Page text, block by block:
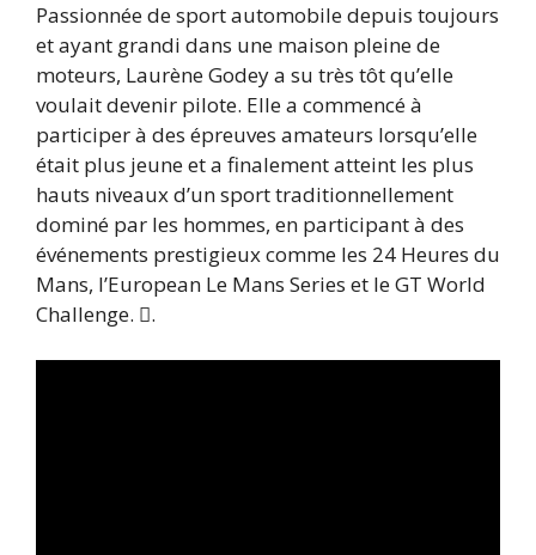
Passionnée de sport automobile depuis toujours
et ayant grandi dans une maison pleine de
moteurs, Laurène Godey a su très tôt qu’elle
voulait devenir pilote. Elle a commencé à
participer à des épreuves amateurs lorsqu’elle
était plus jeune et a finalement atteint les plus
hauts niveaux d’un sport traditionnellement
dominé par les hommes, en participant à des
événements prestigieux comme les 24 Heures du
Mans, l’European Le Mans Series et le GT World
Challenge. .